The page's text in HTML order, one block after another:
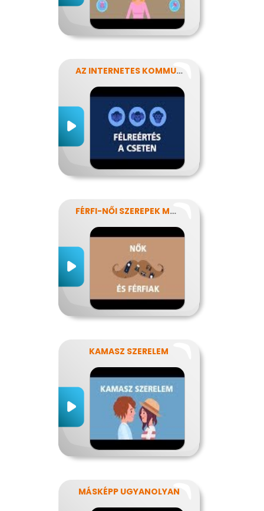
AZ INTERNETES KOMMUNIKÁCIÓ NÉHÁNY SAJÁTOSSÁGA
FÉRFI-NŐI SZEREPEK MODERN SZEMMEL
KAMASZ SZERELEM
MÁSKÉPP UGYANOLYAN